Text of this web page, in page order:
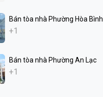
Bán tòa nhà Phường Hòa Bình
+1
Bán tòa nhà Phường An Lạc
+1